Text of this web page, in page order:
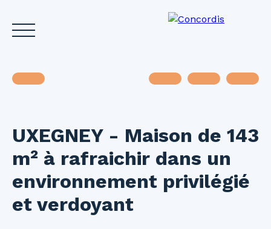
Accueil Acheter Louer Vendre Investir
Estimez votre bien
UXEGNEY - Maison de 143
m² à rafraichir dans un
environnement privilégié
et verdoyant